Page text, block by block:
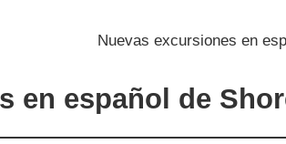
en español de